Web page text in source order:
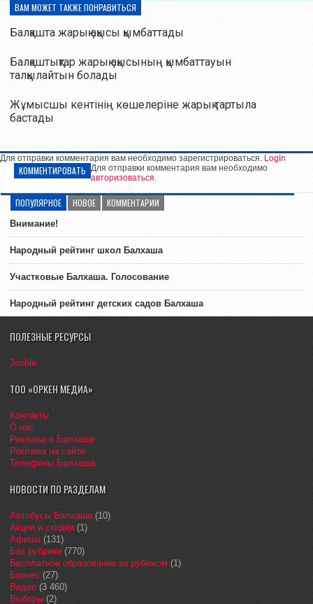
ВАМ МОЖЕТ ТАКЖЕ ПОНРАВИТЬСЯ
Балқашта жарық ақысы қымбаттады
Балқаштықтар жарық ақысының қымбаттауын
талқылайтын болады
Жұмысшы кентінің көшелеріне жарық тартыла
бастады
Для отправки комментария вам необходимо зарегистрироваться. Login
КОММЕНТИРОВАТЬ Для отправки комментария вам необходимо
авторизоваться.
ПОПУЛЯРНОЕ НОВОЕ КОММЕНТАРИИ
Внимание!
Народный рейтинг школ Балхаша
Участковые Балхаша. Голосование
Народный рейтинг детских садов Балхаша
ПОЛЕЗНЫЕ РЕСУРСЫ
Jooble
ТОО «ОРКЕН МЕДИА»
Контакты
О нас
Реклама в Балхаше
Реклама на сайте
Телефоны Балхаша
НОВОСТИ ПО РАЗДЕЛАМ
Автобусы Балхаша(10)
Акции и скидки (1)
Афиша(131)
Без рубрики (770)
Бесплатное образование за рубежом (1)
Бизнес (27)
Видео (3 460)
Выборы (2)